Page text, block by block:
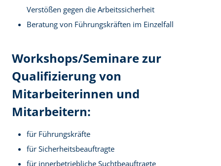
Verstößen gegen die Arbeitssicherheit
Beratung von Führungskräften im Einzelfall
Workshops/Seminare zur
Qualifizierung von
Mitarbeiterinnen und
Mitarbeitern:
für Führungskräfte
für Sicherheitsbeauftragte
für innerbetriebliche Suchtbeauftragte